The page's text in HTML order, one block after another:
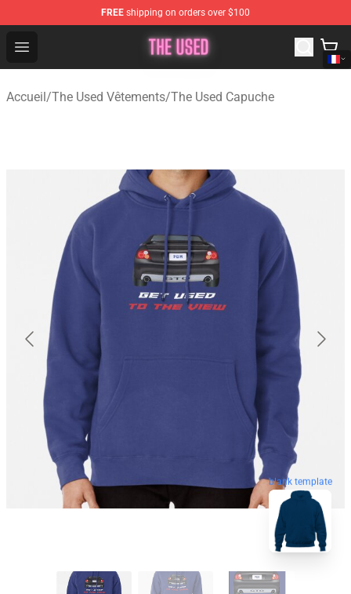
FREE shipping on orders over $100
Open menu
The Used Store - Official The Used Merchandise Shop
Accueil/The Used Vêtements/The Used Capuche
blank template